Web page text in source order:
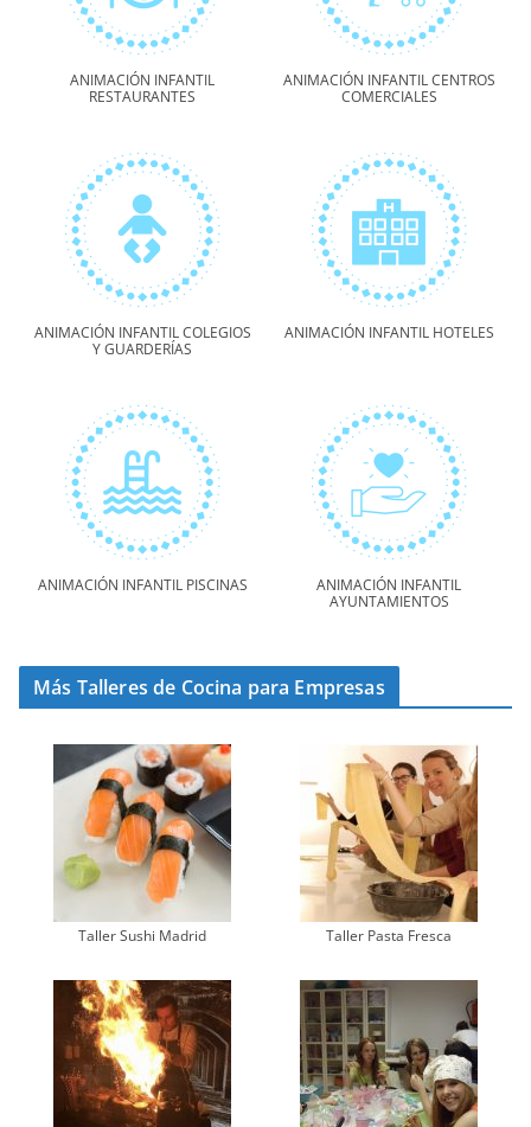
ANIMACIÓN INFANTIL
RESTAURANTES
ANIMACIÓN INFANTIL CENTROS
COMERCIALES
ANIMACIÓN INFANTIL COLEGIOS
Y GUARDERÍAS
ANIMACIÓN INFANTIL HOTELES
ANIMACIÓN INFANTIL PISCINAS
ANIMACIÓN INFANTIL
AYUNTAMIENTOS
Más Talleres de Cocina para Empresas
Taller Sushi Madrid Taller Pasta Fresca